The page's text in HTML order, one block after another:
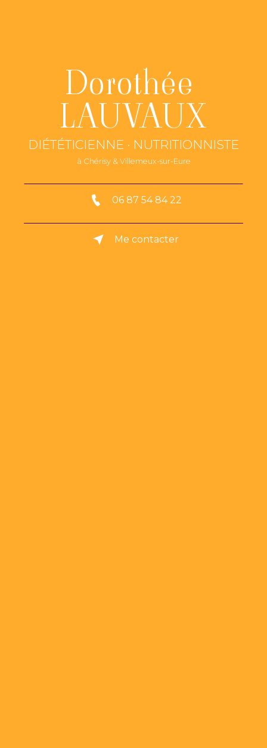
Dorothée
LAUVAUX
DIÉTÉTICIENNE · NUTRITIONNISTE
à Chérisy & Villemeux-sur-Eure
06 87 54 84 22
Me contacter